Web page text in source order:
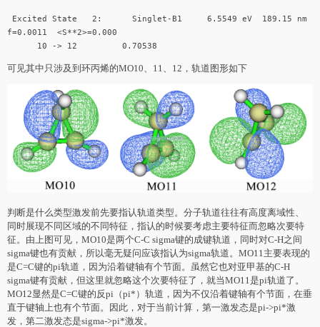
Excited State 2: Singlet-B1 6.5549 eV 189.15 nm
f=0.0011 <S**2>=0.000
10 -> 12 0.70538
可见其中只涉及到环丙烯的MO10、11、12，轨道图形如下
判断是什么类型激发前先要指认轨道类型。分子轨道往往有高度离域性、
同时展现不同区域的不同特征，指认的时候要考虑主要特征而忽略次要特
征。由上图可见，MO10是两个C-C sigma键的成键轨道，同时对C-H之间
sigma键也有贡献，所以毫无疑问应该指认为sigma轨道。MO11主要表现的
是C=C键的pi轨道，因为沿着键轴有个节面。虽然它也对亚甲基的C-H
sigma键有贡献，但这里就忽略这个次要特征了，就当MO11是pi轨道了。
MO12显然是C=C键的反pi（pi*）轨道，因为不仅沿着键轴有个节面，在垂
直于键轴上也有个节面。因此，对于当前计算，第一激发态是pi->pi*激
发，第二激发态是sigma->pi*激发。